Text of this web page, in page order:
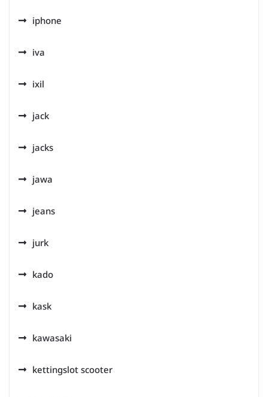
iphone
iva
ixil
jack
jacks
jawa
jeans
jurk
kado
kask
kawasaki
kettingslot scooter